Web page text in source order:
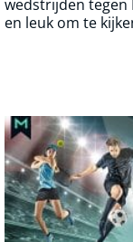
wedstrijden tegen
en leuk om te